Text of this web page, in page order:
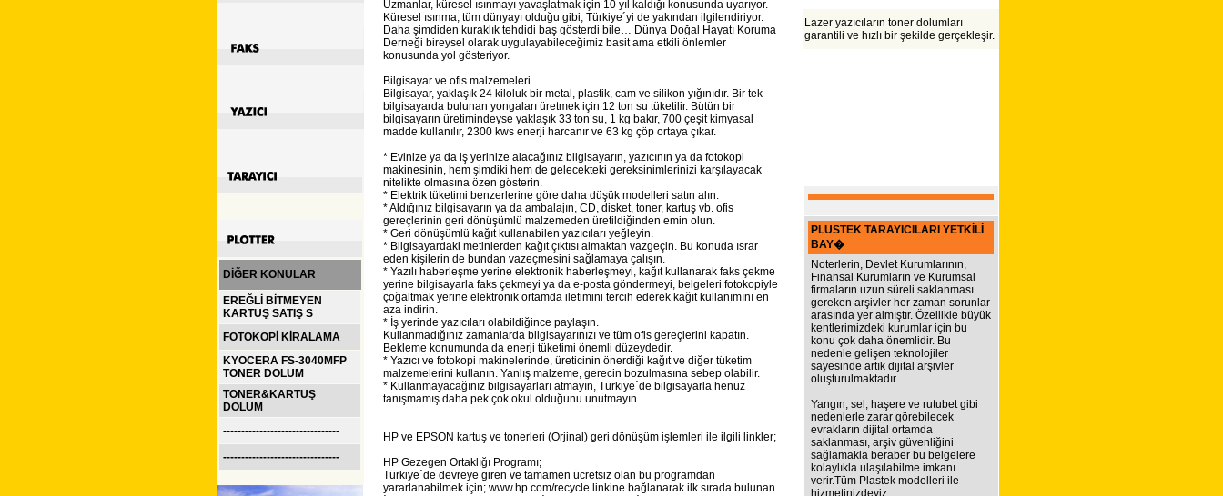
DİĞER KONULAR
EREĞLİ BİTMEYEN
KARTUŞ SATIŞ S
FOTOKOPİ KİRALAMA
KYOCERA FS-3040MFP
TONER DOLUM
TONER&KARTUŞ
DOLUM
--------------------------------
--------------------------------
Uzmanlar, küresel ısınmayı yavaşlatmak için 10 yıl kaldığı konusunda uyarıyor.
Küresel ısınma, tüm dünyayı olduğu gibi, Türkiye´yi de yakından ilgilendiriyor.
Daha şimdiden kuraklık tehdidi baş gösterdi bile… Dünya Doğal Hayatı Koruma
Derneği bireysel olarak uygulayabileceğimiz basit ama etkili önlemler
konusunda yol gösteriyor.
Bilgisayar ve ofis malzemeleri...
Bilgisayar, yaklaşık 24 kiloluk bir metal, plastik, cam ve silikon yığınıdır. Bir tek
bilgisayarda bulunan yongaları üretmek için 12 ton su tüketilir. Bütün bir
bilgisayarın üretimindeyse yaklaşık 33 ton su, 1 kg bakır, 700 çeşit kimyasal
madde kullanılır, 2300 kws enerji harcanır ve 63 kg çöp ortaya çıkar.
* Evinize ya da iş yerinize alacağınız bilgisayarın, yazıcının ya da fotokopi
makinesinin, hem şimdiki hem de gelecekteki gereksinimlerinizi karşılayacak
nitelikte olmasına özen gösterin.
* Elektrik tüketimi benzerlerine göre daha düşük modelleri satın alın.
* Aldığınız bilgisayarın ya da ambalajın, CD, disket, toner, kartuş vb. ofis
gereçlerinin geri dönüşümlü malzemeden üretildiğinden emin olun.
* Geri dönüşümlü kağıt kullanabilen yazıcıları yeğleyin.
* Bilgisayardaki metinlerden kağıt çıktısı almaktan vazgeçin. Bu konuda ısrar
eden kişilerin de bundan vazeçmesini sağlamaya çalışın.
* Yazılı haberleşme yerine elektronik haberleşmeyi, kağıt kullanarak faks çekme
yerine bilgisayarla faks çekmeyi ya da e-posta göndermeyi, belgeleri fotokopiyle
çoğaltmak yerine elektronik ortamda iletimini tercih ederek kağıt kullanımını en
aza indirin.
* İş yerinde yazıcıları olabildiğince paylaşın.
Kullanmadığınız zamanlarda bilgisayarınızı ve tüm ofis gereçlerini kapatın.
Bekleme konumunda da enerji tüketimi önemli düzeydedir.
* Yazıcı ve fotokopi makinelerinde, üreticinin önerdiği kağıt ve diğer tüketim
malzemelerini kullanın. Yanlış malzeme, gerecin bozulmasına sebep olabilir.
* Kullanmayacağınız bilgisayarları atmayın, Türkiye´de bilgisayarla henüz
tanışmamış daha pek çok okul olduğunu unutmayın.
HP ve EPSON kartuş ve tonerleri (Orjinal) geri dönüşüm işlemleri ile ilgili linkler;
HP Gezegen Ortaklığı Programı;
Türkiye´de devreye giren ve tamamen ücretsiz olan bu programdan
yararlanabilmek için; www.hp.com/recycle linkine bağlanarak ilk sırada bulunan
Lazer yazıcıların toner dolumları
garantili ve hızlı bir şekilde gerçekleşir.
PLUSTEK TARAYICILARI YETKİLİ
BAY�
Noterlerin, Devlet Kurumlarının,
Finansal Kurumların ve Kurumsal
firmaların uzun süreli saklanması
gereken arşivler her zaman sorunlar
arasında yer almıştır. Özellikle büyük
kentlerimizdeki kurumlar için bu
konu çok daha önemlidir. Bu
nedenle gelişen teknolojiler
sayesinde artık dijital arşivler
oluşturulmaktadır.
Yangın, sel, haşere ve rutubet gibi
nedenlerle zarar görebilecek
evrakların dijital ortamda
saklanması, arşiv güvenliğini
sağlamakla beraber bu belgelere
kolaylıkla ulaşılabilme imkanı
verir.Tüm Plastek modelleri ile
hizmetinizdeyiz.